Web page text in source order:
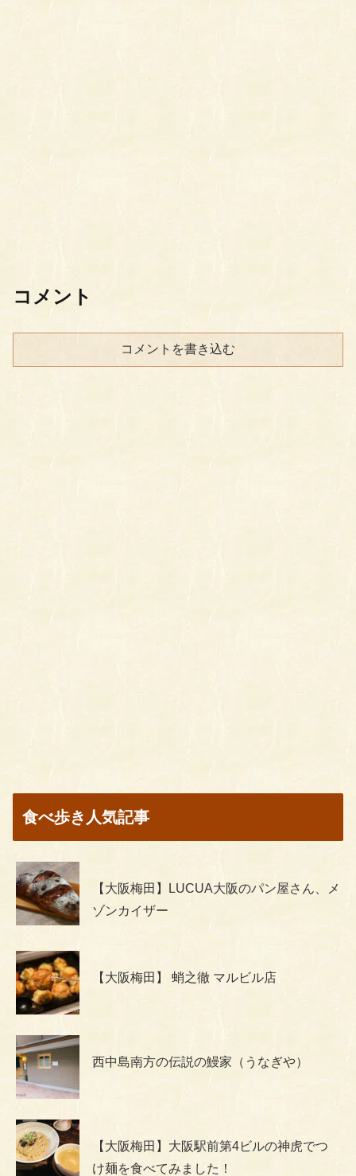
コメント
コメントを書き込む
食べ歩き人気記事
【大阪梅田】LUCUA大阪のパン屋さん、メ
ゾンカイザー
【大阪梅田】 蛸之徹 マルビル店
西中島南方の伝説の鰻家（うなぎや）
【大阪梅田】大阪駅前第4ビルの神虎でつ
け麺を食べてみました！